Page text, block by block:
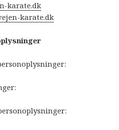
karate.dk
karate.dk